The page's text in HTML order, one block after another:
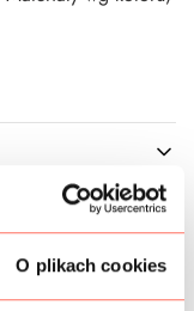
O plikach cookies